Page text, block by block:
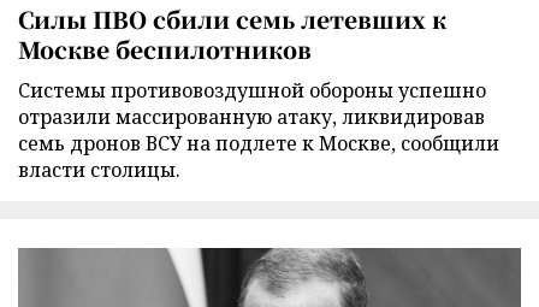
Силы ПВО сбили семь летевших к
Москве беспилотников
Cистемы противовоздушной обороны успешно
отразили массированную атаку, ликвидировав
семь дронов ВСУ на подлете к Москве, сообщили
власти столицы.